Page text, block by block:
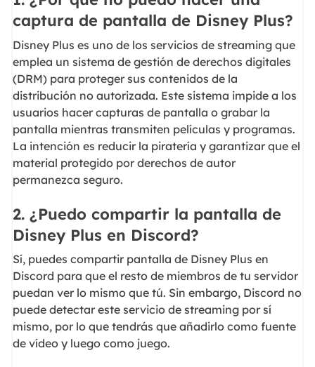
captura de pantalla de Disney Plus?
Disney Plus es uno de los servicios de streaming que
emplea un sistema de gestión de derechos digitales
(DRM) para proteger sus contenidos de la
distribución no autorizada. Este sistema impide a los
usuarios hacer capturas de pantalla o grabar la
pantalla mientras transmiten películas y programas.
La intención es reducir la piratería y garantizar que el
material protegido por derechos de autor
permanezca seguro.
2. ¿Puedo compartir la pantalla de
Disney Plus en Discord?
Sí, puedes compartir pantalla de Disney Plus en
Discord para que el resto de miembros de tu servidor
puedan ver lo mismo que tú. Sin embargo, Discord no
puede detectar este servicio de streaming por sí
mismo, por lo que tendrás que añadirlo como fuente
de vídeo y luego como juego.